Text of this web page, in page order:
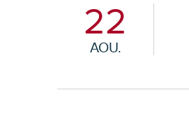
22
AOU.